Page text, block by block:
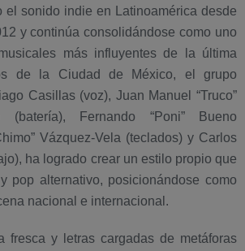
el sonido indie en Latinoamérica desde
y continúa consolidándose como uno
más influyentes de la última
de la Ciudad de México, el grupo
Casillas (voz), Juan Manuel “Truco”
(batería), Fernando “Poni” Bueno
Vázquez-Vela (teclados) y Carlos
ha logrado crear un estilo propio que
pop alternativo, posicionándose como
nacional e internacional.
fresca y letras cargadas de metáforas